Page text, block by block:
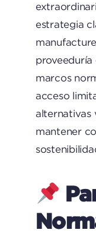
estrategia
proveeduría
marcos
acceso
alternativas
mantener